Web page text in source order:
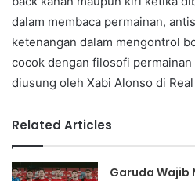
dalam membaca permainan,
ketenangan dalam mengontrol
cocok dengan filosofi
diusung oleh Xabi Alonso di
Related Articles
Garuda Wajib